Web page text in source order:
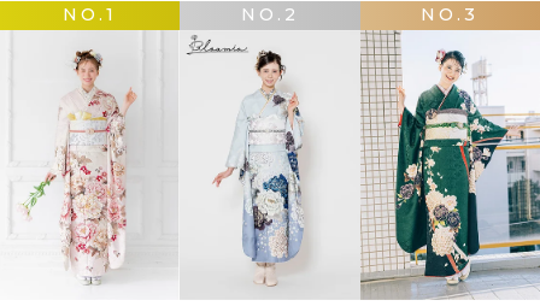
NO.1 NO.2 NO.3